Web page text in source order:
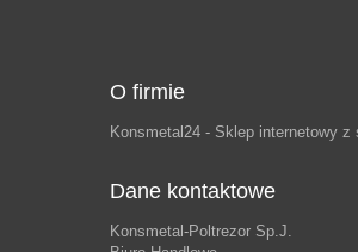
O firmie
Konsmetal24 - Sklep internetowy
Dane kontaktowe
Konsmetal-Poltrezor Sp.J.